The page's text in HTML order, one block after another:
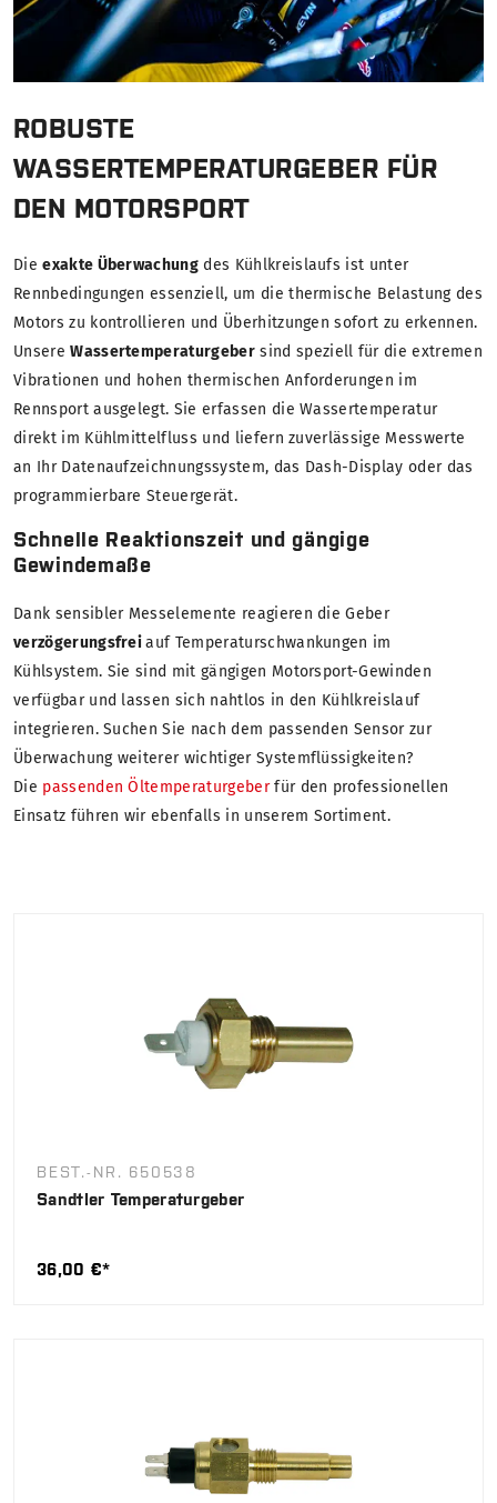
ROBUSTE
WASSERTEMPERATURGEBER FÜR
DEN MOTORSPORT
Dieexakte Überwachung des Kühlkreislaufs ist unter
Rennbedingungen essenziell, um die thermische Belastung des
Motors zu kontrollieren und Überhitzungen sofort zu erkennen.
UnsereWassertemperaturgebersind speziell für die extremen
Vibrationen und hohen thermischen Anforderungen im
Rennsport ausgelegt. Sie erfassen die Wassertemperatur
direkt im Kühlmittelfluss und liefern zuverlässige Messwerte
an Ihr Datenaufzeichnungssystem, das Dash-Display oder das
programmierbare Steuergerät.
Schnelle Reaktionszeit und gängige
Gewindemaße
Dank sensibler Messelemente reagieren die Geber
verzögerungsfreiauf Temperaturschwankungen im
Kühlsystem. Sie sind mit gängigen Motorsport-Gewinden
verfügbar und lassen sich nahtlos in den Kühlkreislauf
integrieren. Suchen Sie nach dem passenden Sensor zur
Überwachung weiterer wichtiger Systemflüssigkeiten?
Die passenden Öltemperaturgeberfür den professionellen
Einsatz führen wir ebenfalls in unserem Sortiment.
BEST.-NR. 650538
Sandtler Temperaturgeber
36,00 €*